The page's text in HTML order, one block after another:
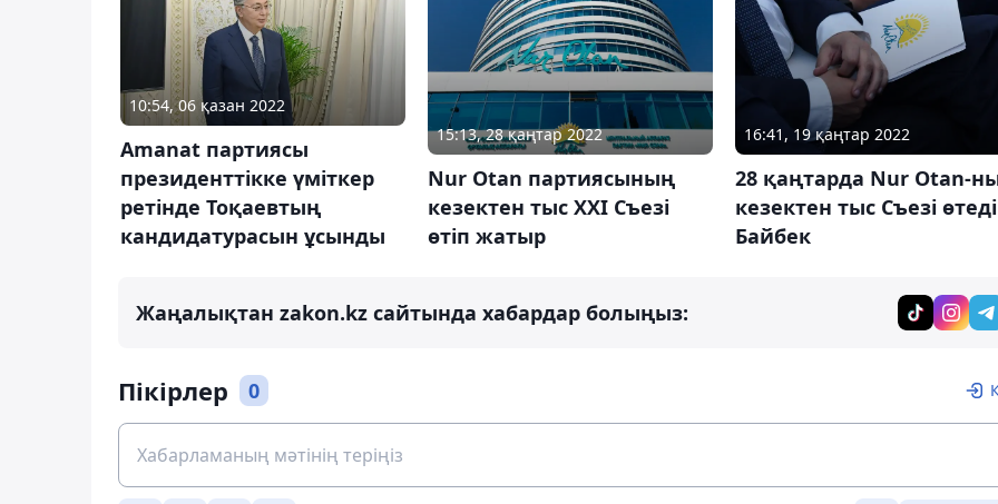
10:54, 06 қазан 2022
Amanat партиясы
президенттікке үміткер
ретінде Тоқаевтың
кандидатурасын ұсынды
15:13, 28 қаңтар 2022
Nur Otan партиясының
кезектен тыс XXI Съезі
өтіп жатыр
16:41, 19 қаңтар 2022
28 қаңтарда Nur Otan-
кезектен тыс Съезі
Байбек
Жаңалықтан zakon.kz сайтында хабардар болыңыз:
Пікірлер 0